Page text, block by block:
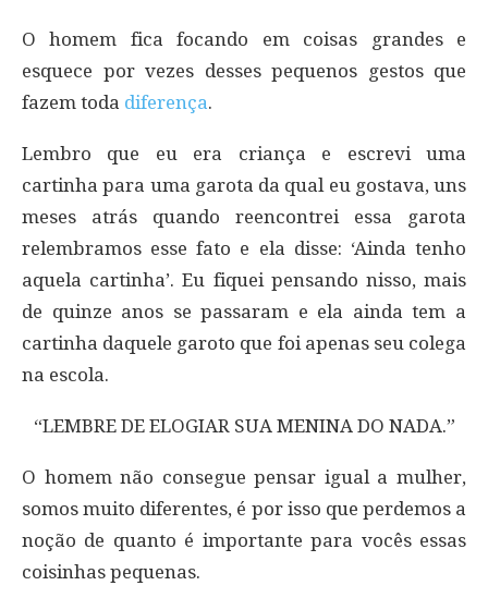
O homem fica focando em coisas grandes e
esquece por vezes desses pequenos gestos que
fazem toda diferença.
Lembro que eu era criança e escrevi uma
cartinha para uma garota da qual eu gostava, uns
meses atrás quando reencontrei essa garota
relembramos esse fato e ela disse: ‘Ainda tenho
aquela cartinha’. Eu fiquei pensando nisso, mais
de quinze anos se passaram e ela ainda tem a
cartinha daquele garoto que foi apenas seu colega
na escola.
“LEMBRE DE ELOGIAR SUA MENINA DO NADA.”
O homem não consegue pensar igual a mulher,
somos muito diferentes, é por isso que perdemos a
noção de quanto é importante para vocês essas
coisinhas pequenas.